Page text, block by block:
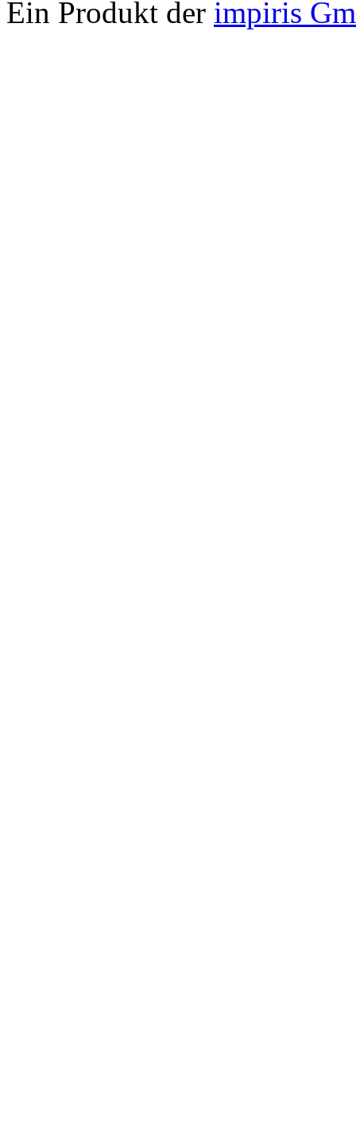
Ein Produkt der impiris